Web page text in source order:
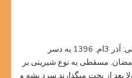
تاریخ آخرین به روز رسانی: آذر 3ام, 1396 یه دسر
مسقطی یه نوع شیرینی بر
بعد از پخت میگذارند سرد بشه و